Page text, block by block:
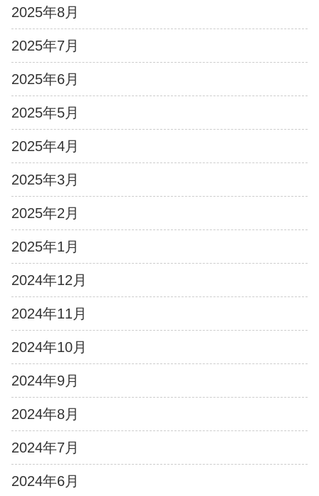
2025年8月
2025年7月
2025年6月
2025年5月
2025年4月
2025年3月
2025年2月
2025年1月
2024年12月
2024年11月
2024年10月
2024年9月
2024年8月
2024年7月
2024年6月